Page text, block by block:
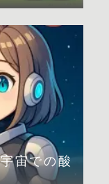
宙での酸